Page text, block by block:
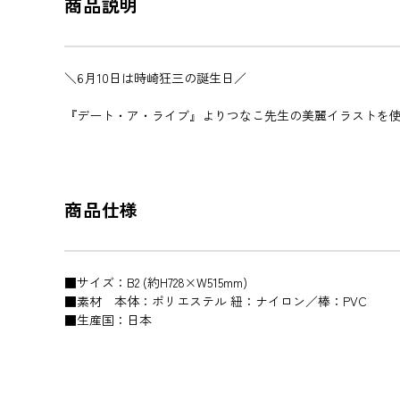
＼6月10日は時崎狂三の誕生日／
『デート・ア・ライブ』よりつなこ先生の美麗イラストを
商品仕様
■サイズ：B2 (約H728×W515mm)
■素材 本体：ポリエステル 紐：ナイロン／棒：PVC
■生産国：日本